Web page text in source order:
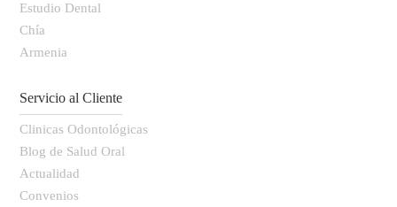
Estudio Dental
Chía
Armenia
Servicio al Cliente
Clinicas Odontológicas
Blog de Salud Oral
Actualidad
Convenios